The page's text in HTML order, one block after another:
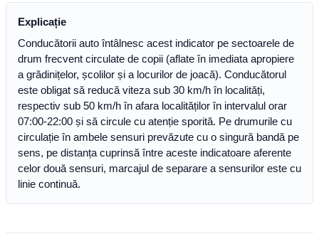
Explicație
Conducătorii auto întâlnesc acest indicator pe sectoarele de
drum frecvent circulate de copii (aflate în imediata apropiere
a grădinițelor, școlilor și a locurilor de joacă). Conducătorul
este obligat să reducă viteza sub 30 km/h în localități,
respectiv sub 50 km/h în afara localităților în intervalul orar
07:00-22:00 și să circule cu atenție sporită. Pe drumurile cu
circulație în ambele sensuri prevăzute cu o singură bandă pe
sens, pe distanța cuprinsă între aceste indicatoare aferente
celor două sensuri, marcajul de separare a sensurilor este cu
linie continuă.